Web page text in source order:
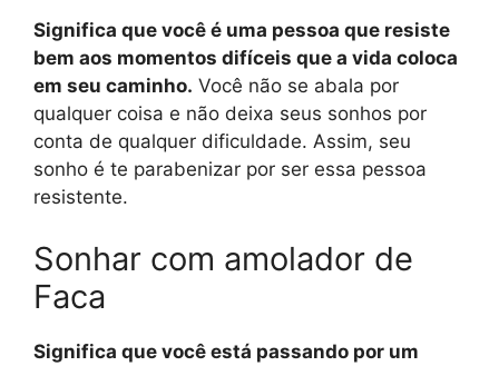
Significa que você é uma pessoa que resiste
bem aos momentos difíceis que a vida coloca
em seu caminho. Você não se abala por
qualquer coisa e não deixa seus sonhos por
conta de qualquer dificuldade. Assim, seu
sonho é te parabenizar por ser essa pessoa
resistente.
Sonhar com amolador de
Faca
Significa que você está passando por um